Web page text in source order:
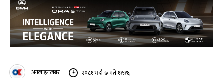
अनलाइनखबर २०८१ भदौ ७ गते ११:१६